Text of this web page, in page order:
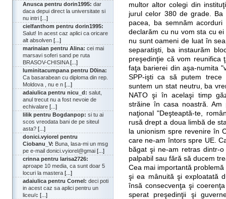
Anusca pentru dorin1995: dar
daca depui direct la universitate si
nu intri [...]
cielfanthom pentru dorin1995:
Salut! In acest caz aplici ca oricare
alt absolven [...]
marinaian pentru Alina: cei mai
marsavi soferi sand pe ruta
BRASOV-CHISINA[...]
luminitacumpana pentru D0ina:
Ca basarabean cu diploma din rep.
Moldova , nu e n [...]
adaiulica pentru nicu_d: salut,
anul trecut nu a fost nevoie de
echivalare [...]
lilik pentru Bogdanpop: si tu ai
scos vreodata bani de pe siteul
asta? [...]
donici.vyiorel pentru
Ciobanu_V: Buna, lasa-mi un msg
pe e-mail donici.vyiorel@gmai [...]
crinna pentru larisa2726:
aproape 10 media, ca sunt doar 5
locuri la mastera [...]
adaiulica pentru Cornel: deci poti
in acest caz sa aplici pentru un
liceu/c [...]
multor altor colegi din
jurul celor 380 de grade.
pacea, ba semnăm
declarăm cu nu vom sta cu
nu sunt oameni de luat în
separatişti, ba instaurăm
preşedinţie că vom reunifica
faţa barierei din aşa-numita
SPP-işti ca să putem
suntem un stat neutru, ba
NATO şi în acelaşi timp
străine în casa noastră.
naţional "Deşteaptă-te,
rusă drept a doua limbă de
la unionism spre revenire în
care ne-am întors spre UE.
băgat şi ne-am retras dintr-
palpabil sau fără să ducem
Cea mai importantă
şi ea mânuită şi exploatată
însă consecvenţa şi
sperat preşedinţii şi